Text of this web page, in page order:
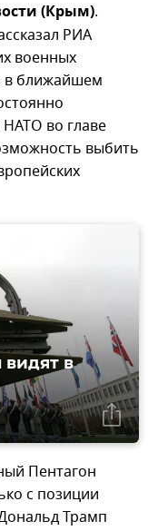
(Крым).
РИА
военных
в ближайшем
НАТО во главе
выбить
видят в
Пентагон
с позиции
Трамп